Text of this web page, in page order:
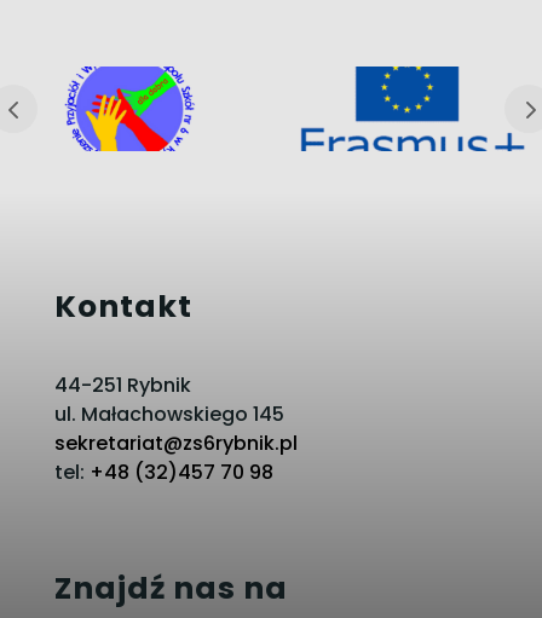
Kontakt
44-251 Rybnik
ul. Małachowskiego 145
sekretariat@zs6rybnik.pl
tel: +48 (32)457 70 98
Znajdź nas na